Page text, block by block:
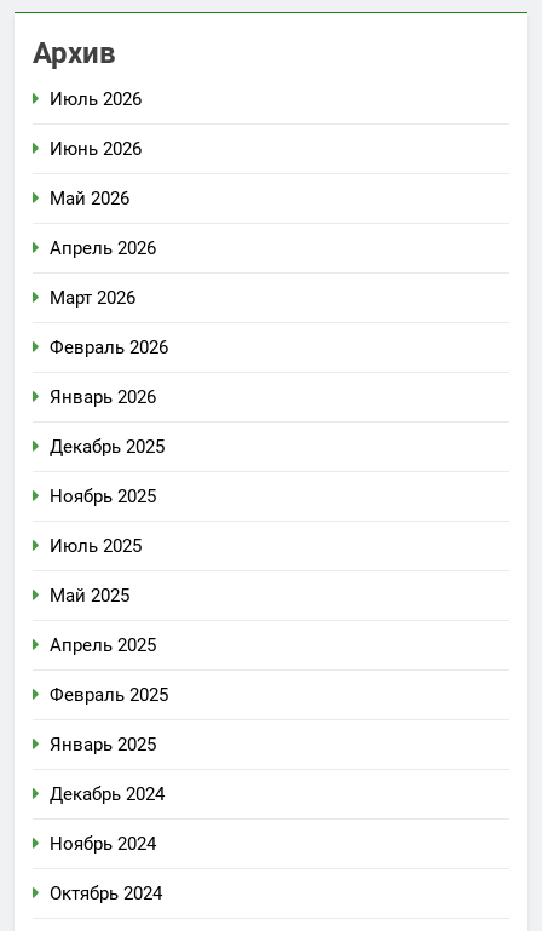
Архив
Июль 2026
Июнь 2026
Май 2026
Апрель 2026
Март 2026
Февраль 2026
Январь 2026
Декабрь 2025
Ноябрь 2025
Июль 2025
Май 2025
Апрель 2025
Февраль 2025
Январь 2025
Декабрь 2024
Ноябрь 2024
Октябрь 2024